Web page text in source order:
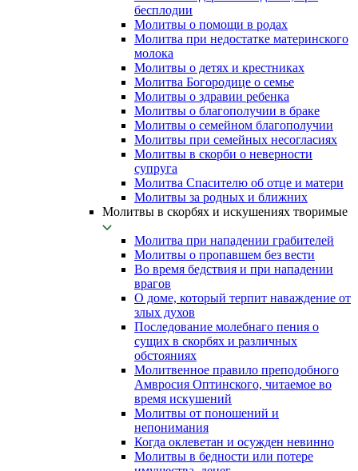
бесплодии
Молитвы о помощи в родах
Молитва при недостатке материнского
молока
Молитвы о детях и крестниках
Молитва Богородице о семье
Молитвы о здравии ребенка
Молитвы о благополучии в браке
Молитвы о семейном благополучии
Молитвы при семейных несогласиях
Молитвы в скорби о неверности
супруга
Молитва Спасителю об отце и матери
Молитвы за родных и ближних
Молитвы в скорбях и искушениях творимые
Молитва при нападении грабителей
Молитвы о пропавшем без вести
Во время бедствия и при нападении
врагов
О доме, который терпит наваждение от
злых духов
Последование молебнаго пения о
сущих в скорбях и различных
обстояниях
Молитвенное правило преподобного
Амвросия Оптинского, читаемое во
время искушений
Молитвы от поношений и
непонимания
Когда оклеветан и осужден невинно
Молитвы в бедности или потере